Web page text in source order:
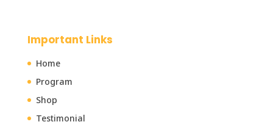
Important Links
Home
Program
Shop
Testimonial